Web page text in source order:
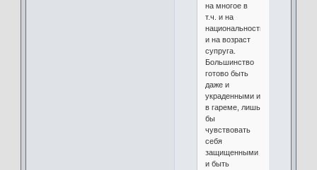
на многое в
т.ч. и на
национальность
и на возраст
супруга.
Большинство
готово быть
даже и
украденными и
в гареме, лишь
бы
чувствовать
себя
защищенными
и быть